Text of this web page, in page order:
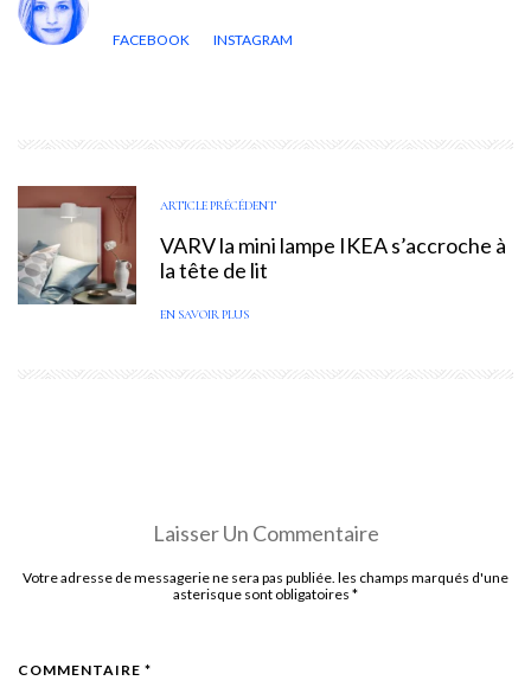
FACEBOOK INSTAGRAM
ARTICLE PRÉCÉDENT
VARV la mini lampe IKEA s’accroche à
la tête de lit
EN SAVOIR PLUS
Laisser Un Commentaire
Votre adresse de messagerie ne sera pas publiée. les champs marqués d'une
asterisque sont obligatoires *
COMMENTAIRE *